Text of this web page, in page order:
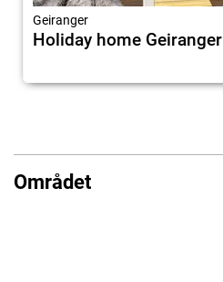
Geiranger
Holiday home Geiranger
Området